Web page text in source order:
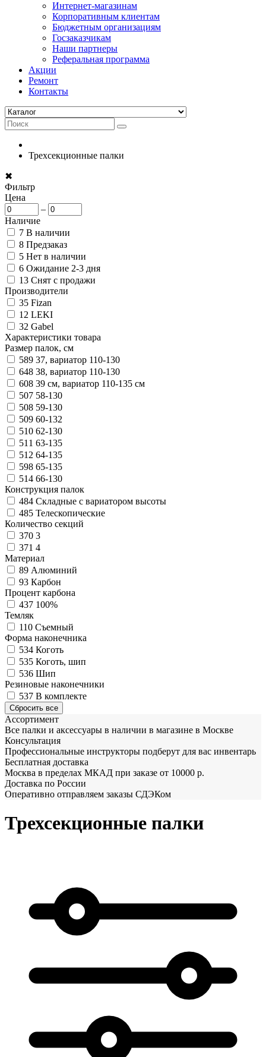
Интернет-магазинам
Корпоративным клиентам
Бюджетным организациям
Госзаказчикам
Наши партнеры
Реферальная программа
Акции
Ремонт
Контакты
Трехсекционные палки
✖
Фильтр
Цена
–
Наличие
7 В наличии
8 Предзаказ
5 Нет в наличии
6 Ожидание 2-3 дня
13 Снят с продажи
Производители
35 Fizan
12 LEKI
32 Gabel
Характеристики товара
Размер палок, см
589 37, вариатор 110-130
648 38, вариатор 110-130
608 39 см, вариатор 110-135 см
507 58-130
508 59-130
509 60-132
510 62-130
511 63-135
512 64-135
598 65-135
514 66-130
Конструкция палок
484 Складные с вариатором высоты
485 Телескопические
Количество секций
370 3
371 4
Материал
89 Алюминий
93 Карбон
Процент карбона
437 100%
Темляк
110 Съемный
Форма наконечника
534 Коготь
535 Коготь, шип
536 Шип
Резиновые наконечники
537 В комплекте
Ассортимент
Все палки и аксессуары в наличии в магазине в Москве
Консультация
Профессиональные инструкторы подберут для вас инвентарь
Бесплатная доставка
Москва в пределах МКАД при заказе от 10000 р.
Доставка по России
Оперативно отправляем заказы СДЭКом
Трехсекционные палки